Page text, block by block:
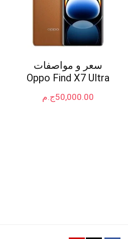
سعر و مواصفات
Oppo Find X7 Ultra
ج.م50,000.00